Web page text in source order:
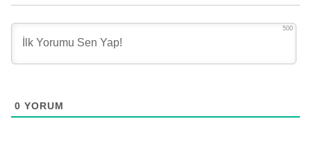
500
0 YORUM